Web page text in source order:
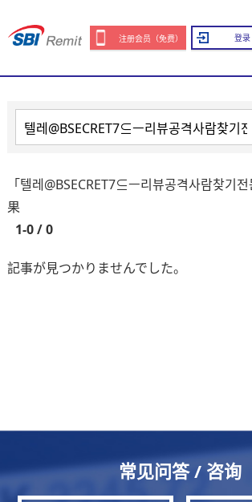
注册会员（免费） 登录
「텔레@BSECRET7⊆ㅡ리뷰공격사람찾기
果
1-0 / 0
記事が見つかりませんでした。
常见问答 / 咨询